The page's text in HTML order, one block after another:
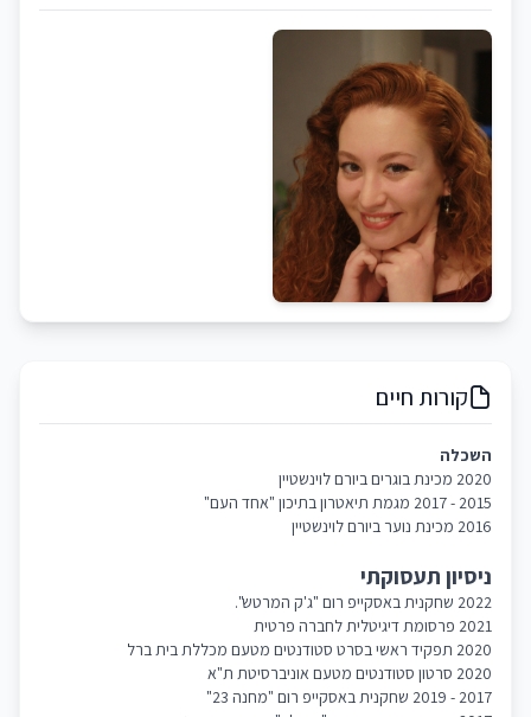
קורות חיים
השכלה
2020 מכינת בוגרים ביורם לוינשטיין
2015 - 2017 מגמת תיאטרון בתיכון "אחד העם"
2016 מכינת נוער ביורם לוינשטיין
ניסיון תעסוקתי
2022 שחקנית באסקייפ רום "ג'ק המרטש".
2021 פרסומת דיגיטלית לחברה פרטית
2020 תפקיד ראשי בסרט סטודנטים מטעם מכללת בית ברל
2020 סרטון סטודנטים מטעם אוניברסיטת ת"א
2017 - 2019 שחקנית באסקייפ רום "מחנה 23"